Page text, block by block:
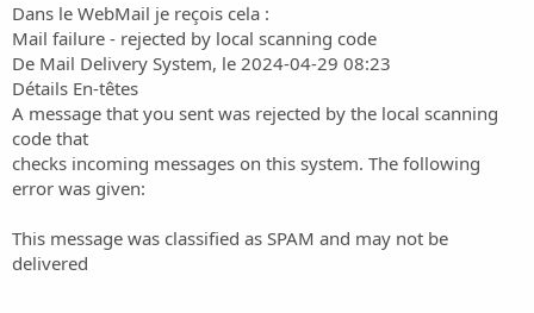
u
s
s
i
o
Dans le WebMail je reçois cela :
Mail failure - rejected by local scanning code
De Mail Delivery System, le 2024-04-29 08:23
Détails En-têtes
A message that you sent was rejected by the local scanning
code that
checks incoming messages on this system. The following
error was given:
This message was classified as SPAM and may not be
delivered